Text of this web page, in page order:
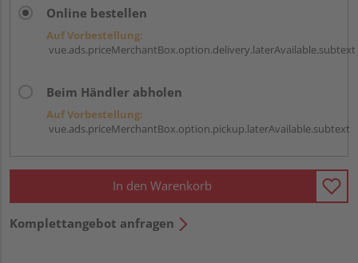
Online bestellen
Auf Vorbestellung:
vue.ads.priceMerchantBox.option.delivery.laterAvailable.subtext
Beim Händler abholen
Auf Vorbestellung:
vue.ads.priceMerchantBox.option.pickup.laterAvailable.subtext
In den Warenkorb
Komplettangebot anfragen